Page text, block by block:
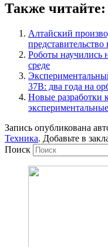
Также читайте:
Алтайский
Роботы научились
среде
37B: два года на
Новые разработки
Запись опубликована
Техника. Добавьте в
Поиск